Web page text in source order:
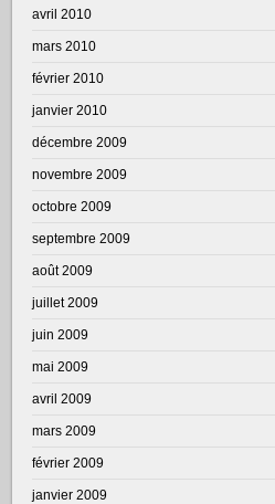
avril 2010
mars 2010
février 2010
janvier 2010
décembre 2009
novembre 2009
octobre 2009
septembre 2009
août 2009
juillet 2009
juin 2009
mai 2009
avril 2009
mars 2009
février 2009
janvier 2009